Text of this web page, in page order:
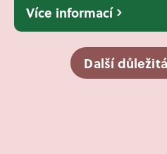
Více informací
Další